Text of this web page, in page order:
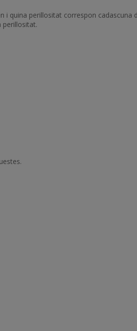
i quina perillositat correspon cadascuna
perillositat.